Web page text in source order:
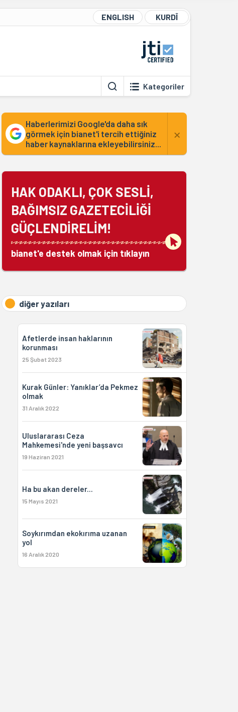
ENGLISH KURDÎ
Kategoriler
Haberlerimizi Google'da daha sık
görmek için bianet'i tercih ettiğiniz
haber kaynaklarına ekleyebilirsiniz...
×
HAK ODAKLI, ÇOK SESLİ,
BAĞIMSIZ GAZETECİLİĞİ
GÜÇLENDİRELİM!
bianet'e destek olmak için tıklayın
diğer yazıları
Afetlerde insan haklarının
korunması
25 Şubat 2023
Kurak Günler: Yanıklar’da Pekmez
olmak
31 Aralık 2022
Uluslararası Ceza
Mahkemesi'nde yeni başsavcı
19 Haziran 2021
Ha bu akan dereler...
15 Mayıs 2021
Soykırımdan ekokırıma uzanan
yol
16 Aralık 2020